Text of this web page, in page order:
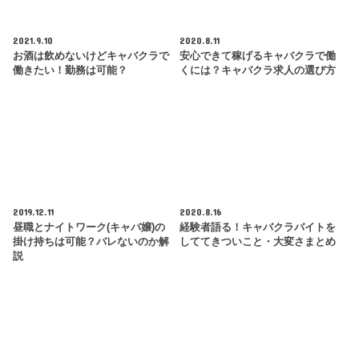
2021.9.10
お酒は飲めないけどキャバクラで
働きたい！勤務は可能？
2020.8.11
安心できて稼げるキャバクラで働
くには？キャバクラ求人の選び方
2019.12.11
昼職とナイトワーク(キャバ嬢)の
掛け持ちは可能？バレないのか解
説
2020.8.16
経験者語る！キャバクラバイトを
しててきついこと・大変さまとめ